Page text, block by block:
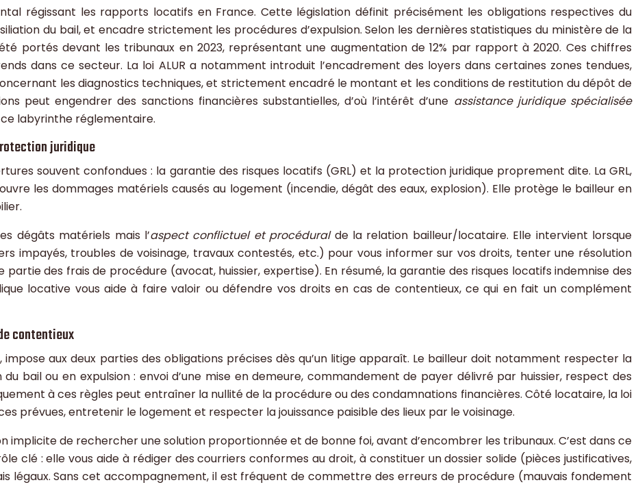
régissant les rapports locatifs en France. Cette législation définit précisément les obligations respectives du
du bail, et encadre strictement les procédures d’expulsion. Selon les dernières statistiques du ministère de la
portés devant les tribunaux en 2023, représentant une augmentation de 12% par rapport à 2020. Ces chiffres
dans ce secteur. La loi ALUR a notamment introduit l’encadrement des loyers dans certaines zones tendues,
les diagnostics techniques, et strictement encadré le montant et les conditions de restitution du dépôt de
peut engendrer des sanctions financières substantielles, d’où l’intérêt d’une assistance juridique spécialisée
labyrinthe réglementaire.
juridique
souvent confondues : la garantie des risques locatifs (GRL) et la protection juridique proprement dite. La GRL,
les dommages matériels causés au logement (incendie, dégât des eaux, explosion). Elle protège le bailleur en
dégâts matériels mais l’aspect conflictuel et procéduralde la relation bailleur/locataire. Elle intervient lorsque
impayés, troubles de voisinage, travaux contestés, etc.) pour vous informer sur vos droits, tenter une résolution
des frais de procédure (avocat, huissier, expertise). En résumé, la garantie des risques locatifs indemnise des
locative vous aide à faire valoir ou défendre vos droits en cas de contentieux, ce qui en fait un complément
contentieux
impose aux deux parties des obligations précises dès qu’un litige apparaît. Le bailleur doit notamment respecter la
bail ou en expulsion : envoi d’une mise en demeure, commandement de payer délivré par huissier, respect des
à ces règles peut entraîner la nullité de la procédure ou des condamnations financières. Côté locataire, la loi
prévues, entretenir le logement et respecter la jouissance paisible des lieux par le voisinage.
implicite de rechercher une solution proportionnée et de bonne foi, avant d’encombrer les tribunaux. C’est dans ce
clé : elle vous aide à rédiger des courriers conformes au droit, à constituer un dossier solide (pièces justificatives,
légaux. Sans cet accompagnement, il est fréquent de commettre des erreurs de procédure (mauvais fondement